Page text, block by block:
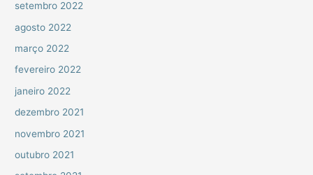
setembro 2022
agosto 2022
março 2022
fevereiro 2022
janeiro 2022
dezembro 2021
novembro 2021
outubro 2021